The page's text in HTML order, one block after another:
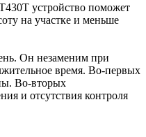
устройство поможет
на участке и меньше
Он незаменим при
время. Во-первых
Во-вторых
и отсутствия контроля